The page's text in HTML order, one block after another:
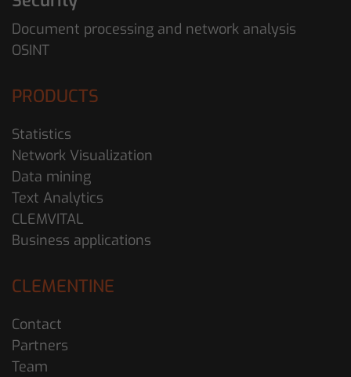
Document processing and network analysis
OSINT
PRODUCTS
Statistics
Network Visualization
Data mining
Text Analytics
CLEMVITAL
Business applications
CLEMENTINE
Contact
Partners
Team